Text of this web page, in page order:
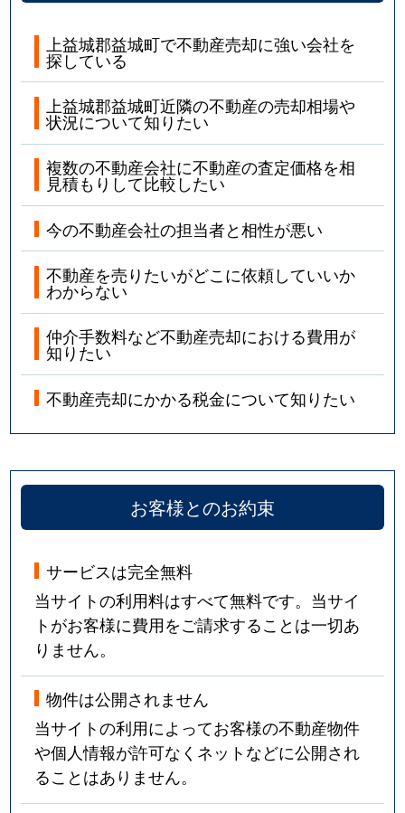
上益城郡益城町で不動産売却に強い会社を
探している
上益城郡益城町近隣の不動産の売却相場や
状況について知りたい
複数の不動産会社に不動産の査定価格を相
見積もりして比較したい
今の不動産会社の担当者と相性が悪い
不動産を売りたいがどこに依頼していいか
わからない
仲介手数料など不動産売却における費用が
知りたい
不動産売却にかかる税金について知りたい
お客様とのお約束
サービスは完全無料
当サイトの利用料はすべて無料です。当サイ
トがお客様に費用をご請求することは一切あ
りません。
物件は公開されません
当サイトの利用によってお客様の不動産物件
や個人情報が許可なくネットなどに公開され
ることはありません。